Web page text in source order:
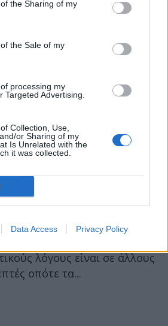
the Sharing of my
the Sale of my
processing my
Targeted Advertising.
Collection, Use,
or Sharing of my
Is Unrelated with the
it was collected.
Data Access Privacy Policy
προϊόντος Noxafil
προκειμένου να ενισχυθούν
φροντίστε σωστά τα
λόγους είναι σε άλλους
οπότε τα...